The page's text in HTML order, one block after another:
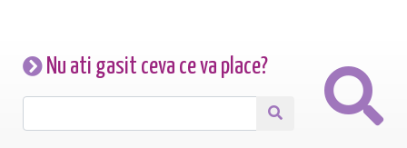
Nu ati gasit ceva ce va place?